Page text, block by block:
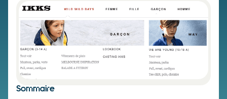
Sommaire